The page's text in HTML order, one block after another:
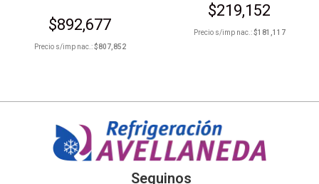
$892,677
Precio s/imp nac.:$807,852
$219,152
Precio s/imp nac.:$181,117
Seguinos